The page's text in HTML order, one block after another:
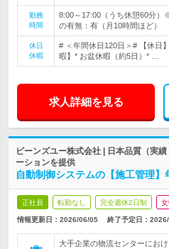
勤務
時間
8:00～17:00（うち休憩60分
の有無：有（月10時間ほど）
休日
休暇
# ＜年間休日120日＞# 【休日
暇】* お盆休暇（約5日）* …
求人詳細を見る
ビーンズユー株式会社 | 日本品質（実
ーションを提供
自動制御システムの【施工管理
正社員 転勤なし 完全週休2日制
情報更新日：2026/06/05 終了予定日：
大手企業の物流センターにお